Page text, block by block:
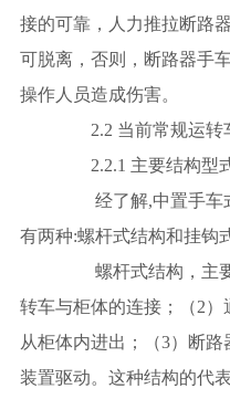
接的可靠，人力推拉断路
可脱离，否则，断路器手
操作人员造成伤害。
2.2 当前常规运转
2.2.1 主要结构型
经了解,中置手车式
有两种:螺杆式结构和挂钩
螺杆式结构，主要
转车与柜体的连接；（2
从柜体内进出；（3）断
装置驱动。这种结构的代